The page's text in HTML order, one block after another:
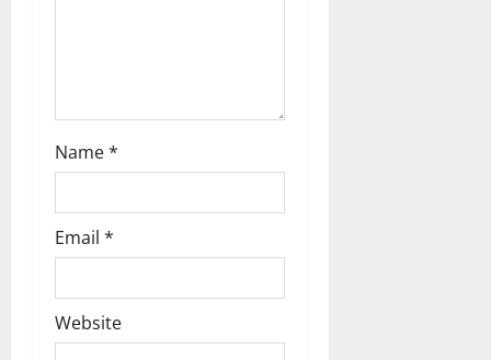
Name*
Email *
Website